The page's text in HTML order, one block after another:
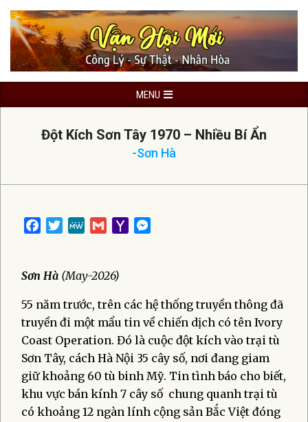
Skip
content
Navigation
MENU
Đột Kích Sơn Tây 1970 – Nhiều Bí Ẩn
-Sơn Hà
Facebook
TwitterMeWeGmailYahoo
Sơn Hà (May-2026)
55 năm trước, trên các hệ thống truyền thông đã
truyền đi một mẩu tin về chiến dịch có tên Ivory
Coast Operation. Đó là cuộc đột kích vào trại tù
Sơn Tây, cách Hà Nội 35 cây số, nơi đang giam
giữ khoảng 60 tù binh Mỹ. Tin tình báo cho biết,
khu vực bán kính 7 cây số chung quanh trại tù
có khoảng 12 ngàn lính cộng sản Bắc Việt đóng